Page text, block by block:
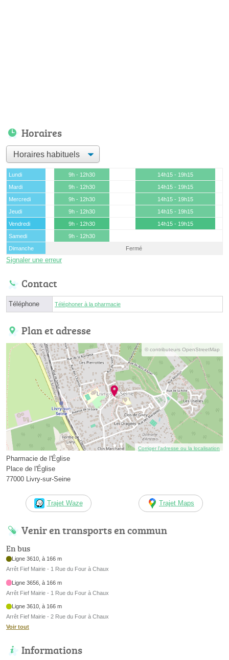
Horaires
Lundi 9h - 12h30
14h15 - 19h15
Mardi
9h - 12h30
14h15 - 19h15
Mercredi
9h - 12h30
14h15 - 19h15
Jeudi
9h - 12h30
14h15 - 19h15
Vendredi
9h - 12h30
14h15 - 19h15
Samedi
9h - 12h30
Dimanche
Fermé
Signaler une erreur
Contact
Téléphone Téléphoner à la pharmacie
Plan et adresse
© contributeurs OpenStreetMap
Corriger l’adresse ou la localisation
Pharmacie de l'Église
Place de l'Église
77000 Livry-sur-Seine
Trajet Waze Trajet Maps
Venir en transports en commun
En bus
Ligne 3610, à 166 m
Arrêt Fief Mairie - 1 Rue du Four à Chaux
Ligne 3656, à 166 m
Arrêt Fief Mairie - 1 Rue du Four à Chaux
Ligne 3610, à 166 m
Arrêt Fief Mairie - 2 Rue du Four à Chaux
Voir tout
Informations